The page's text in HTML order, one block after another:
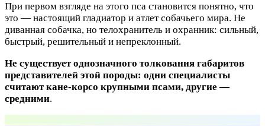
При первом взгляде на этого пса становится понятно, что
это — настоящий гладиатор и атлет собачьего мира. Не
диванная собачка, но телохранитель и охранник: сильный,
быстрый, решительный и непреклонный.
Не существует однозначного толкования габаритов
представителей этой породы: одни специалисты
считают кане-корсо крупными псами, другие —
средними.